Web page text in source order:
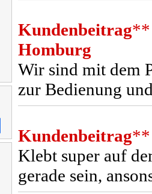
Kundenbeitrag**
Homburg
Wir sind mit dem
zur Bedienung
Kundenbeitrag**
Klebt super auf
gerade sein,